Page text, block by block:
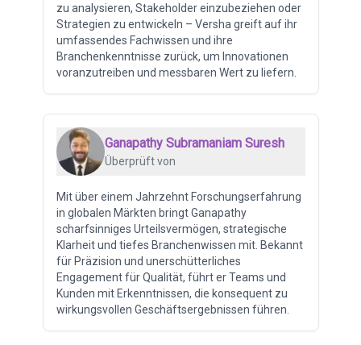
zu analysieren, Stakeholder einzubeziehen oder
Strategien zu entwickeln – Versha greift auf ihr
umfassendes Fachwissen und ihre
Branchenkenntnisse zurück, um Innovationen
voranzutreiben und messbaren Wert zu liefern.
Ganapathy Subramaniam Suresh
Überprüft von
Mit über einem Jahrzehnt Forschungserfahrung
in globalen Märkten bringt Ganapathy
scharfsinniges Urteilsvermögen, strategische
Klarheit und tiefes Branchenwissen mit. Bekannt
für Präzision und unerschütterliches
Engagement für Qualität, führt er Teams und
Kunden mit Erkenntnissen, die konsequent zu
wirkungsvollen Geschäftsergebnissen führen.